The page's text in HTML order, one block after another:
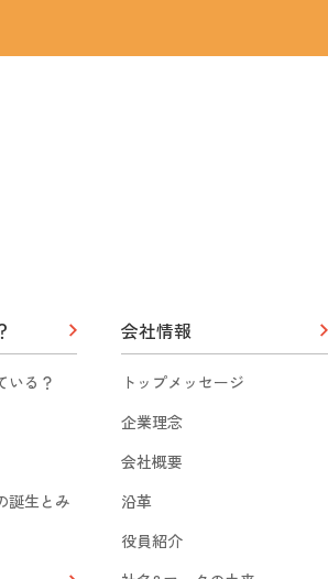
いる？
誕生とみ
会社情報
トップメッセージ
企業理念
会社概要
沿革
役員紹介